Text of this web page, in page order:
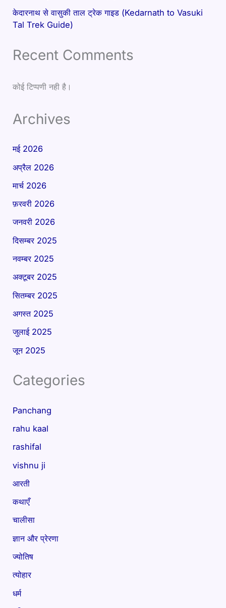
केदारनाथ से वासुकी ताल ट्रेक गाइड (Kedarnath to Vasuki
Tal Trek Guide)
Recent Comments
कोई टिप्पणी नही है।
Archives
मई 2026
अप्रैल 2026
मार्च 2026
फ़रवरी 2026
जनवरी 2026
दिसम्बर 2025
नवम्बर 2025
अक्टूबर 2025
सितम्बर 2025
अगस्त 2025
जुलाई 2025
जून 2025
Categories
Panchang
rahu kaal
rashifal
vishnu ji
आरती
कथाएँ
चालीसा
ज्ञान और प्रेरणा
ज्योतिष
त्योहार
धर्म